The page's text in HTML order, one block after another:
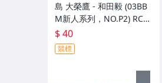
島 大榮鷹 - 和田毅 (03BB
M新人系列，NO.P2) RC新
人卡 宣傳卡
$ 40
競標